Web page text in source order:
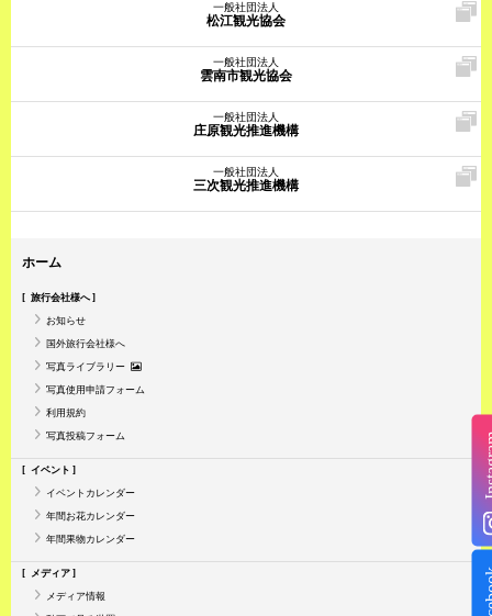
一般社団法人
松江観光協会
一般社団法人
雲南市観光協会
一般社団法人
庄原観光推進機構
一般社団法人
三次観光推進機構
ホーム
旅行会社様へ
お知らせ
国外旅行会社様へ
写真ライブラリー
写真使用申請フォーム
利用規約
写真投稿フォーム
イベント
イベントカレンダー
年間お花カレンダー
年間果物カレンダー
メディア
メディア情報